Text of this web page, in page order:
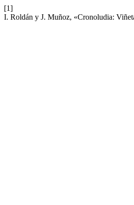
[1]
I. Roldán y J. Muñoz, «Cronoludia: